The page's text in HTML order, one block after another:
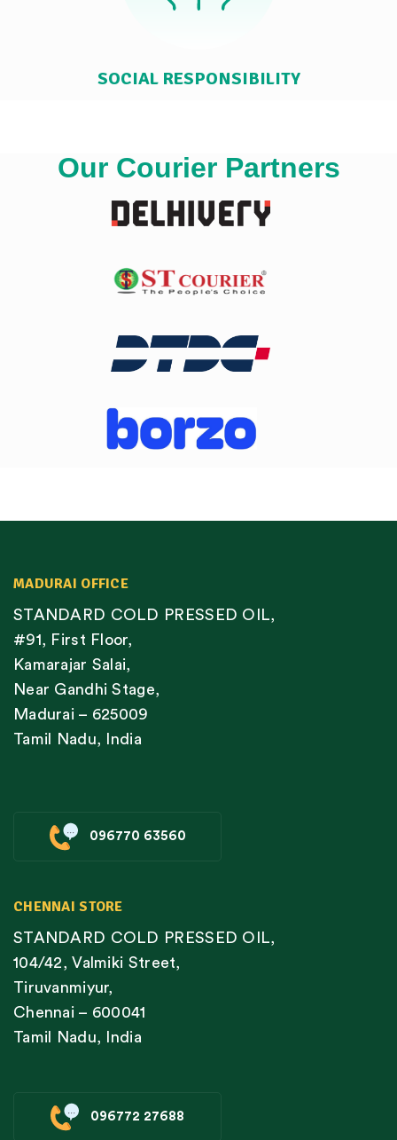
SOCIAL RESPONSIBILITY
Our Courier Partners
MADURAI OFFICE
STANDARD COLD PRESSED OIL,
#91, First Floor,
Kamarajar Salai,
Near Gandhi Stage,
Madurai – 625009
Tamil Nadu, India
096770 63560
CHENNAI STORE
STANDARD COLD PRESSED OIL,
104/42, Valmiki Street,
Tiruvanmiyur,
Chennai – 600041
Tamil Nadu, India
096772 27688